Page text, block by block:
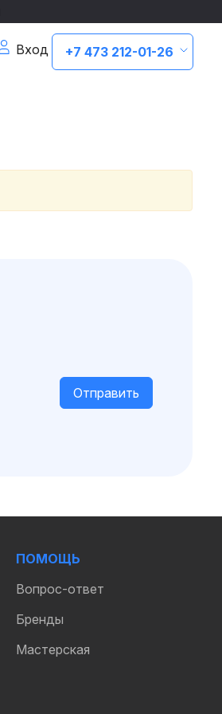
+7 473 212-01-26
Вход
ПОМОЩЬ
Вопрос-ответ
Бренды
Мастерская